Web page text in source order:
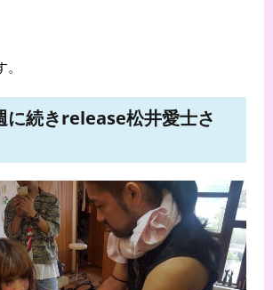
に続きrelease松井愛士さ